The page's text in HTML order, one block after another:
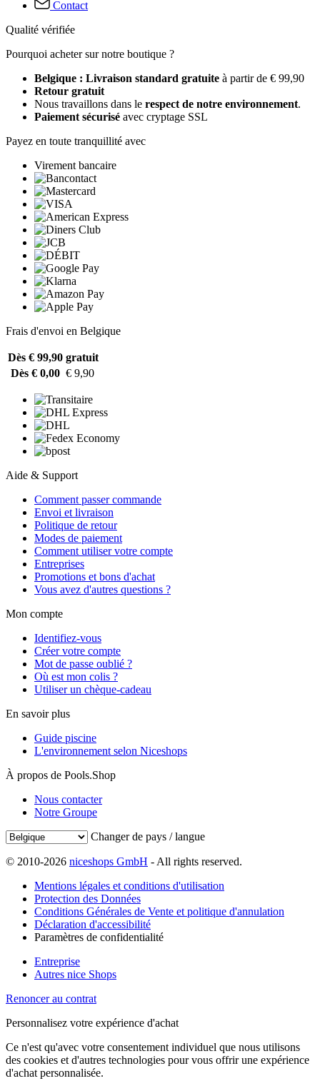
Contact
Qualité vérifiée
Pourquoi acheter sur notre boutique ?
Belgique : Livraison standard gratuite à partir de € 99,90
Retour gratuit
Nous travaillons dans le respect de notre environnement.
Paiement sécurisé avec cryptage SSL
Payez en toute tranquillité avec
Virement bancaire
Frais d'envoi en Belgique
Dès € 99,90 gratuit
Dès € 0,00 € 9,90
Aide & Support
Comment passer commande
Envoi et livraison
Politique de retour
Modes de paiement
Comment utiliser votre compte
Entreprises
Promotions et bons d'achat
Vous avez d'autres questions ?
Mon compte
Identifiez-vous
Créer votre compte
Mot de passe oublié ?
Où est mon colis ?
Utiliser un chèque-cadeau
En savoir plus
Guide piscine
L'environnement selon Niceshops
À propos de Pools.Shop
Nous contacter
Notre Groupe
Changer de pays / langue
© 2010-2026 niceshops GmbH - All rights reserved.
Mentions légales et conditions d'utilisation
Protection des Données
Conditions Générales de Vente et politique d'annulation
Déclaration d'accessibilité
Paramètres de confidentialité
Entreprise
Autres nice Shops
Renoncer au contrat
Personnalisez votre expérience d'achat
Ce n'est qu'avec votre consentement individuel que nous utilisons
des cookies et d'autres technologies pour vous offrir une expérience
d'achat personnalisée.